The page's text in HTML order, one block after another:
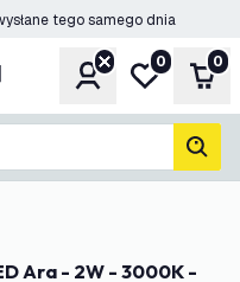
tego samego dnia
KontoMoja lista
0 0